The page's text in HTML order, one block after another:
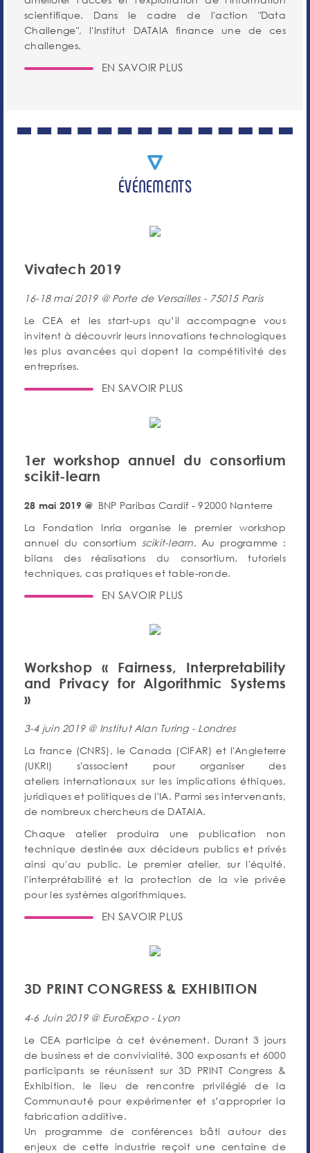
scientifique. Dans le cadre de l'action "Data
Challenge", l'Institut DATAIA finance une de ces
challenges.
EN SAVOIR PLUS
ÉVÉNEMENTS
Vivatech 2019
16-18 mai 2019 @ Porte de Versailles - 75015 Paris
Le CEA et les start-ups qu’il accompagne vous
invitent à découvrir leurs innovations technologiques
les plus avancées qui dopent la compétitivité des
entreprises.
EN SAVOIR PLUS
1er workshop annuel du consortium
scikit-learn
28 mai 2019 @ BNP Paribas Cardif - 92000 Nanterre
La Fondation Inria organise le premier workshop
annuel du consortium scikit-learn. Au programme :
bilans des réalisations du consortium, tutoriels
techniques, cas pratiques et table-ronde.
EN SAVOIR PLUS
Workshop « Fairness, Interpretability
and Privacy for Algorithmic Systems
»
3-4 juin 2019 @ Institut Alan Turing - Londres
La france (CNRS), le Canada (CIFAR) et l'Angleterre
(UKRI) s'associent pour organiser des
ateliers internationaux sur les implications éthiques,
juridiques et politiques de l'IA. Parmi ses intervenants,
de nombreux chercheurs de DATAIA.
Chaque atelier produira une publication non
technique destinée aux décideurs publics et privés
ainsi qu'au public. Le premier atelier, sur l'équité,
l'interprétabilité et la protection de la vie privée
pour les systèmes algorithmiques.
EN SAVOIR PLUS
3D PRINT CONGRESS & EXHIBITION
4-6 Juin 2019 @ EuroExpo - Lyon
Le CEA participe à cet événement. Durant 3 jours
de business et de convivialité, 300 exposants et 6000
participants se réunissent sur 3D PRINT Congress &
Exhibition, le lieu de rencontre privilégié de la
Communauté pour expérimenter et s’approprier la
fabrication additive.
Un programme de conférences bâti autour des
enjeux de cette industrie reçoit une centaine de